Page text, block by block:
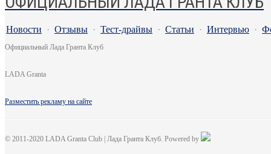
Новости · Отзывы · Тест-драйвы · Статьи · Интервью ·
Официальный Лада Гранта Клуб
LADA Granta
Разместить рекламу на сайте
© 2011-2020 LADA Granta Club | Лада Гранта Клуб. Powered by